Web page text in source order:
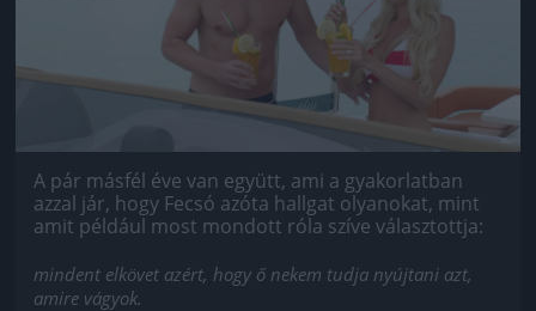
A pár másfél éve van együtt, ami a gyakorlatban
azzal jár, hogy Fecsó azóta hallgat olyanokat, mint
amit például most mondott róla szíve választottja:
mindent elkövet azért, hogy ő nekem tudja nyújtani azt,
amire vágyok.